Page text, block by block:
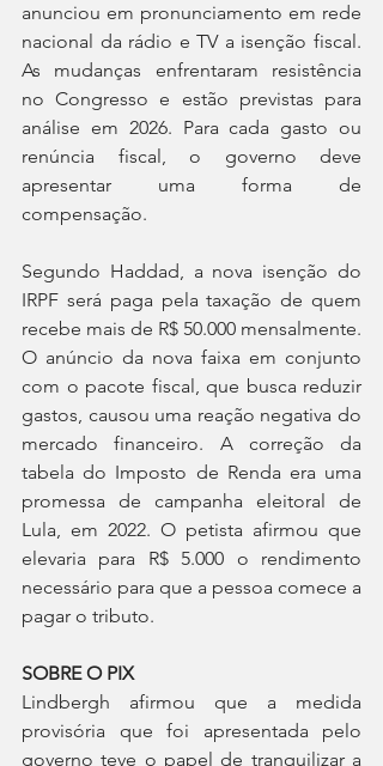
anunciou em pronunciamento em rede
nacional da rádio e TV a isenção fiscal.
As mudanças enfrentaram resistência
no Congresso e estão previstas para
análise em 2026. Para cada gasto ou
renúncia fiscal, o governo deve
apresentar uma forma de
compensação.
Segundo Haddad, a nova isenção do
IRPF será paga pela taxação de quem
recebe mais de R$ 50.000 mensalmente.
O anúncio da nova faixa em conjunto
com o pacote fiscal, que busca reduzir
gastos, causou uma reação negativa do
mercado financeiro. A correção da
tabela do Imposto de Renda era uma
promessa de campanha eleitoral de
Lula, em 2022. O petista afirmou que
elevaria para R$ 5.000 o rendimento
necessário para que a pessoa comece a
pagar o tributo.
SOBRE O PIX
Lindbergh afirmou que a medida
provisória que foi apresentada pelo
governo teve o papel de tranquilizar a